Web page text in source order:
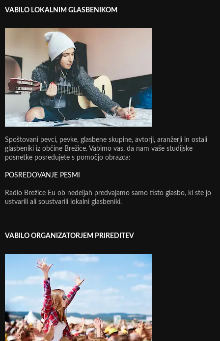
VABILO LOKALNIM GLASBENIKOM
Spoštovani pevci, pevke, glasbene skupine, avtorji, aranžerji in ostali
glasbeniki iz občine Brežice. Vabimo vas, da nam vaše studijske
posnetke posredujete s pomočjo obrazca:
POSREDOVANJE PESMI
Radio Brežice Eu ob nedeljah predvajamo samo tisto glasbo, ki ste jo
ustvarili ali soustvarili lokalni glasbeniki.
VABILO ORGANIZATORJEM PRIREDITEV